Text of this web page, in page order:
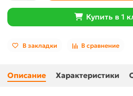
Купить в 1
В закладки В сравнение
Описание Характеристики